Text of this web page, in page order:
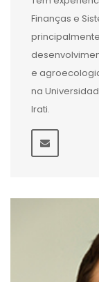
Finanças e
e
na
Irati.